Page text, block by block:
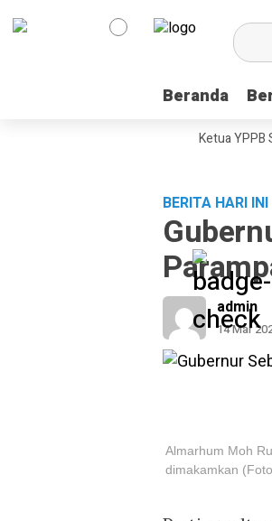
Beranda
Beranda
Ketua YPPB
BERITA HARI INI
admin
14 Mar
Almarhum Moh
dimakamkan